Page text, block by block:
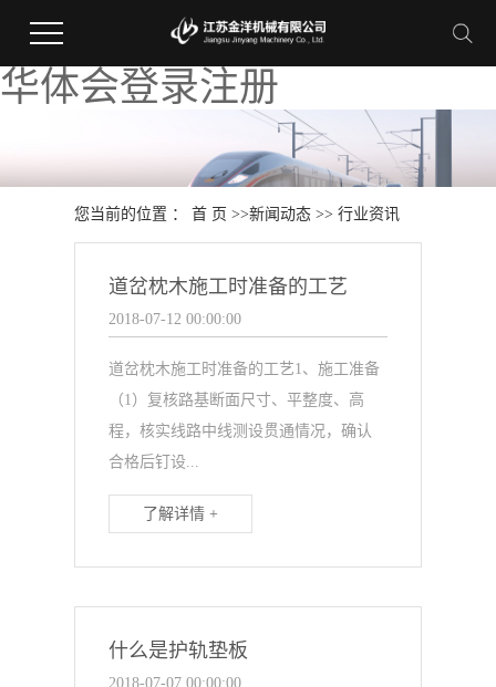
华体会登录注册
您当前的位置 ：首 页 >>新闻动态 >>行业资讯
道岔枕木施工时准备的工艺
2018-07-12 00:00:00
道岔枕木施工时准备的工艺1、施工准备
（1）复核路基断面尺寸、平整度、高
程，核实线路中线测设贯通情况，确认
合格后钉设...
了解详情 +
什么是护轨垫板
2018-07-07 00:00:00